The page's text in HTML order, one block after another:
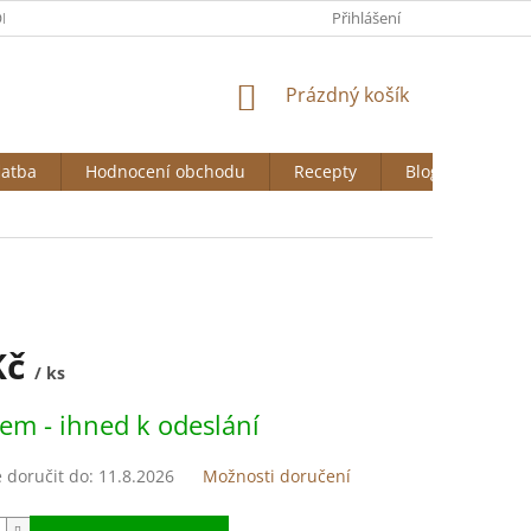
PODMÍNKY Přihlášení
NÁKUPNÍ
Prázdný košík
Hodnocení obchodu Recepty
Blog
/ ks
- ihned k odeslání
doručit do: 11.8.2026 Možnosti doručení